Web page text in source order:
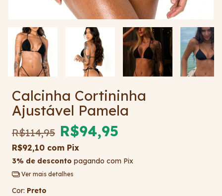
Calcinha Cortininha
Ajustável Pamela
R$114,95 R$94,95
R$92,10 com Pix
3% de desconto pagando com Pix
Ver mais detalhes
Cor: Preto